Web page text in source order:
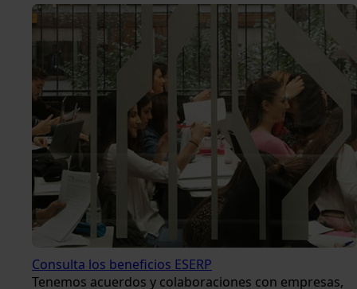
Consulta los beneficios ESERP
Tenemos acuerdos y colaboraciones con empresas,